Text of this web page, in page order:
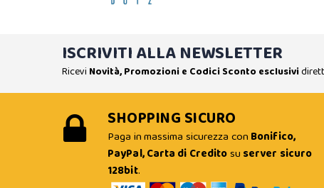
ISCRIVITI ALLA NEWSLETTER
Ricevi Novità, Promozioni e Codici Sconto esclusivi
SHOPPING SICURO
Paga in massima sicurezza con Bonifico,
PayPal, Carta di Creditosu server sicuro
128bit.